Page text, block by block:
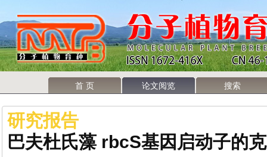
首 页 论文阅览 搜索
研究报告
巴夫杜氏藻 rbcS基因启动子的